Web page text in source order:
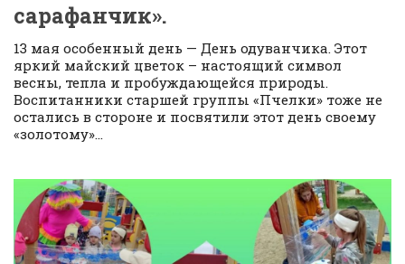
сарафанчик».
13 мая особенный день — День одуванчика. Этот
яркий майский цветок – настоящий символ
весны, тепла и пробуждающейся природы.
Воспитанники старшей группы «Пчелки» тоже не
остались в стороне и посвятили этот день своему
«золотому»...